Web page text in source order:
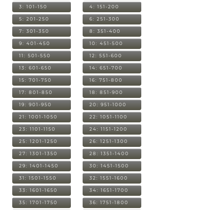
3: 101-150 4: 151-200
5: 201-250 6: 251-300
7: 301-350 8: 351-400
9: 401-450 10: 451-500
11: 501-550 12: 551-600
13: 601-650 14: 651-700
15: 701-750 16: 751-800
17: 801-850 18: 851-900
19: 901-950 20: 951-1000
21: 1001-1050 22: 1051-1100
23: 1101-1150 24: 1151-1200
25: 1201-1250 26: 1251-1300
27: 1301-1350 28: 1351-1400
29: 1401-1450 30: 1451-1500
31: 1501-1550 32: 1551-1600
33: 1601-1650 34: 1651-1700
35: 1701-1750 36: 1751-1800